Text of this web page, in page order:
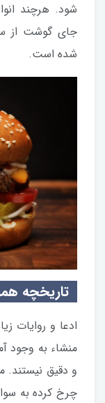
شود. هرچند
جای گوشت از
شده است.
تاریخچه
ادعا و روایات
منشاء به وجود
و دقیق